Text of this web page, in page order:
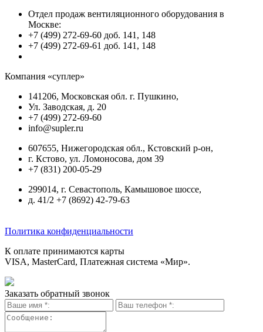
Отдел продаж вентиляционного оборудования в
Москве:
+7 (499) 272-69-60 доб. 141, 148
+7 (499) 272-69-61 доб. 141, 148
Компания «суплер»
141206, Московская обл. г. Пушкино,
Ул. Заводская, д. 20
+7 (499) 272-69-60
info@supler.ru
607655, Нижегородская обл., Кстовский р-он,
г. Кстово, ул. Ломоносова, дом 39
+7 (831) 200-05-29
299014, г. Севастополь, Камышовое шоссе,
д. 41/2 +7 (8692) 42-79-63
Политика конфиденциальности
К оплате принимаются карты
VISA, MasterCard, Платежная система «Мир».
Заказать обратный звонок